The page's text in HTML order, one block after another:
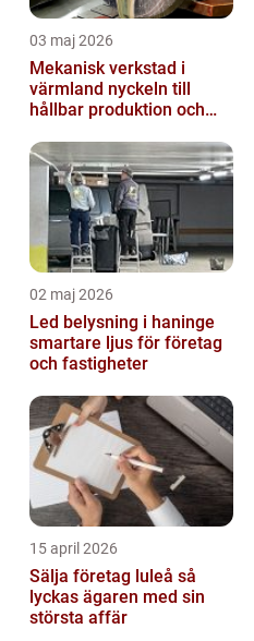
03 maj 2026
Mekanisk verkstad i
värmland nyckeln till
hållbar produktion och
02 maj 2026
Led belysning i haninge
smartare ljus för företag
och fastigheter
15 april 2026
Sälja företag luleå så
lyckas ägaren med sin
största affär